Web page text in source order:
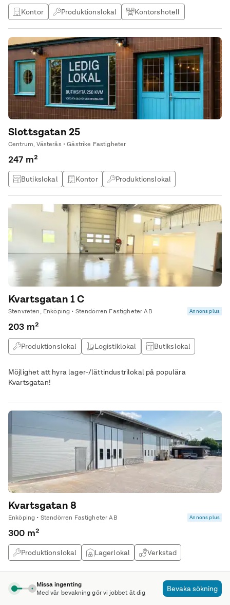
Kontor Produktionslokal
Kontorshotell
Övrig lokal
Slottsgatan 25
Centrum, Västerås • Gästrike Fastigheter
247 m²
Butikslokal Kontor
Produktionslokal
Lagerlokal
Kvartsgatan 1 C
Stenvreten, Enköping • Stendörren Fastigheter AB Annons plus
203 m²
Produktionslokal Logistiklokal
Butikslokal
Möjlighet att hyra lager-/lättindustrilokal på populära
Kvartsgatan!
Kvartsgatan 8
Enköping • Stendörren Fastigheter AB Annons plus
300 m²
Produktionslokal Lagerlokal Verkstad
Möjlighet att hyra lager/verkstad med tillhörande kontor.
Missa ingenting
Med vår bevakning gör vi jobbet åt dig
Bevaka sökning